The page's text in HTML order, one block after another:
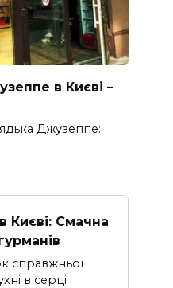
в Києві –
Джузеппе:
Києві: Смачна
справжньої
в серці